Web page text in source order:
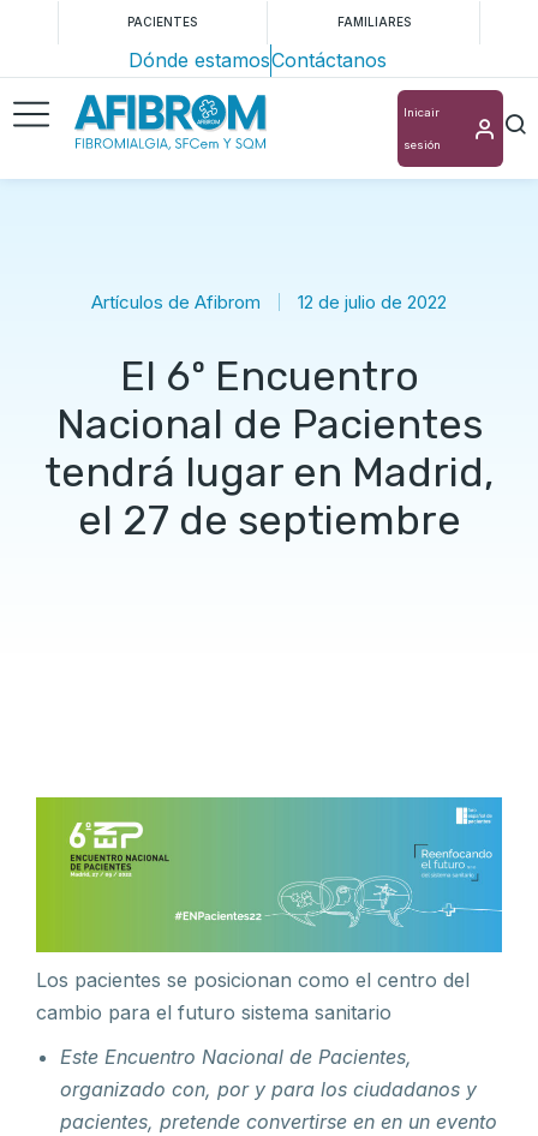
PACIENTES FAMILIARES
Dónde estamosContáctanos
Inicair
sesión
Artículos de Afibrom 12 de julio de 2022
El 6º Encuentro
Nacional de Pacientes
tendrá lugar en Madrid,
el 27 de septiembre
Los pacientes se posicionan como el centro del
cambio para el futuro sistema sanitario
Este Encuentro Nacional de Pacientes,
organizado con, por y para los ciudadanos y
pacientes, pretende convertirse en en un evento